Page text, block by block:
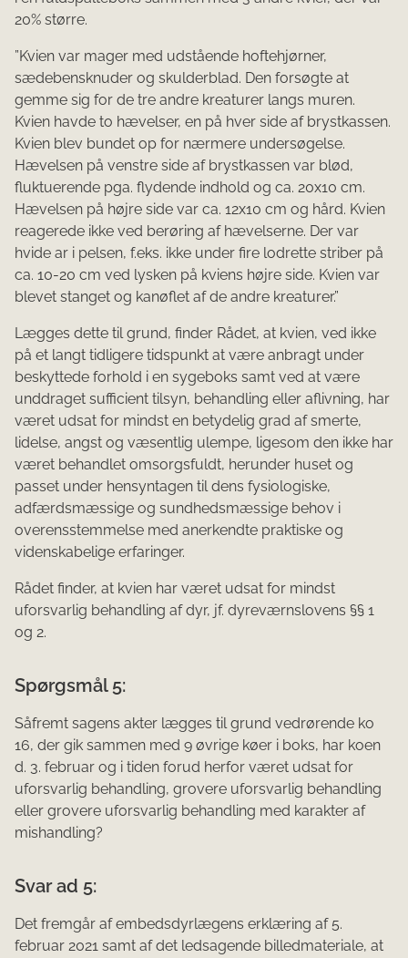
20% større.
”Kvien var mager med udstående hoftehjørner,
sædebensknuder og skulderblad. Den forsøgte at
gemme sig for de tre andre kreaturer langs muren.
Kvien havde to hævelser, en på hver side af brystkassen.
Kvien blev bundet op for nærmere undersøgelse.
Hævelsen på venstre side af brystkassen var blød,
fluktuerende pga. flydende indhold og ca. 20x10 cm.
Hævelsen på højre side var ca. 12x10 cm og hård. Kvien
reagerede ikke ved berøring af hævelserne. Der var
hvide ar i pelsen, f.eks. ikke under fire lodrette striber på
ca. 10-20 cm ved lysken på kviens højre side. Kvien var
blevet stanget og kanøflet af de andre kreaturer.”
Lægges dette til grund, finder Rådet, at kvien, ved ikke
på et langt tidligere tidspunkt at være anbragt under
beskyttede forhold i en sygeboks samt ved at være
unddraget sufficient tilsyn, behandling eller aflivning, har
været udsat for mindst en betydelig grad af smerte,
lidelse, angst og væsentlig ulempe, ligesom den ikke har
været behandlet omsorgsfuldt, herunder huset og
passet under hensyntagen til dens fysiologiske,
adfærdsmæssige og sundhedsmæssige behov i
overensstemmelse med anerkendte praktiske og
videnskabelige erfaringer.
Rådet finder, at kvien har været udsat for mindst
uforsvarlig behandling af dyr, jf. dyreværnslovens §§ 1
og 2.
Spørgsmål 5:
Såfremt sagens akter lægges til grund vedrørende ko
16, der gik sammen med 9 øvrige køer i boks, har koen
d. 3. februar og i tiden forud herfor været udsat for
uforsvarlig behandling, grovere uforsvarlig behandling
eller grovere uforsvarlig behandling med karakter af
mishandling?
Svar ad 5:
Det fremgår af embedsdyrlægens erklæring af 5.
februar 2021 samt af det ledsagende billedmateriale, at